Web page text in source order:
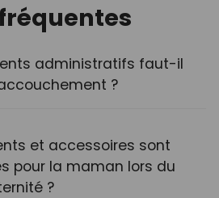
administratifs faut-il
?
et accessoires sont
pour la maman lors du
?